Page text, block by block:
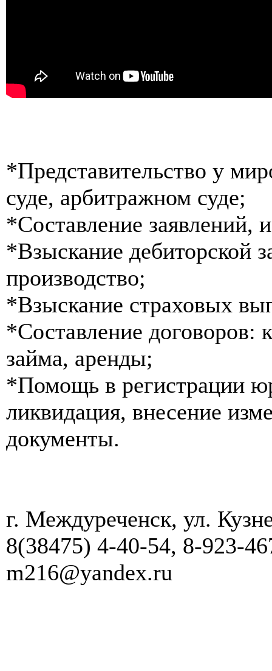
*Представительство у
суде, арбитражном суде;
*Составление заявлений,
*Взыскание дебиторской
производство;
*Взыскание страховых
*Составление
займа, аренды;
*Помощь в регистрации
ликвидация, внесение
документы.
г. Междуреченск, ул.
8(38475) 4-40-54, 8-923-
m216@yandex.ru